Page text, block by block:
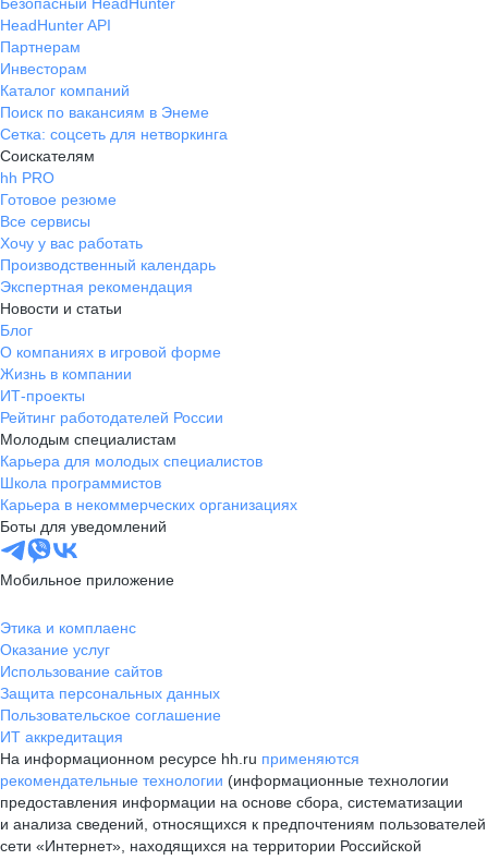
росту. Здесь приветствуются новые
идеи, мнение каждого работника
учитывается. Если хочешь расти и
развиваться, Добро пожаловать!
HeadHunter API
Партнерам
Инвесторам
Каталог компаний
Поиск по вакансиям в Энеме
Сетка: соцсеть для нетворкинга
Соискателям
hh PRO
Готовое резюме
Все сервисы
Хочу у вас работать
Производственный календарь
Экспертная рекомендация
Новости и статьи
Блог
О компаниях в игровой форме
Жизнь в компании
ИТ-проекты
Рейтинг работодателей России
Молодым специалистам
Карьера для молодых специалистов
Школа программистов
Карьера в некоммерческих организациях
Боты для уведомлений
Мобильное приложение
Этика и комплаенс
Оказание услуг
Использование сайтов
Защита персональных данных
Пользовательское соглашение
ИТ аккредитация
На информационном ресурсе hh.ru применяются
рекомендательные технологии (информационные технологии
предоставления информации на основе сбора, систематизации
и анализа сведений, относящихся к предпочтениям пользователей
сети «Интернет», находящихся на территории Российской